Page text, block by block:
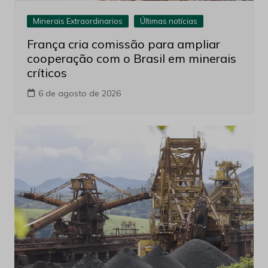
Minerais Extraordinarios Últimas notícias
França cria comissão para ampliar
cooperação com o Brasil em minerais
críticos
6 de agosto de 2026